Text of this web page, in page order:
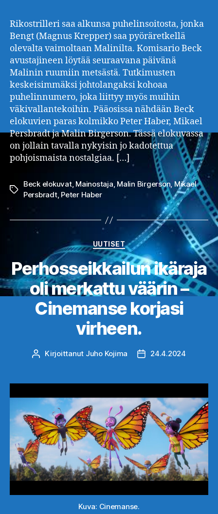
Rikostrilleri saa alkunsa puhelinsoitosta, jonka
Bengt (Magnus Krepper) saa pyöräretkellä
olevalta vaimoltaan Malinilta. Komisario Beck
avustajineen löytää seuraavana päivänä
Malinin ruumiin metsästä. Tutkimusten
keskeisimmäksi johtolangaksi kohoaa
puhelinnumero, joka liittyy myös muihin
väkivallantekoihin. Pääosissa nähdään Beck
elokuvien paras kolmikko Peter Haber, Mikael
Persbradt ja Malin Birgerson. Tässä elokuvassa
on jollain tavalla nykyisin jo kadotettua
pohjoismaista nostalgiaa. […]
Avainsanat
Beck elokuvat, Mainostaja, Malin Birgerson,Mikael
Persbradt, Peter Haber
Kategoriat
UUTISET
Perhosseikkailun ikäraja
oli merkattu väärin –
Cinemanse korjasi
virheen.
Kirjoittaja
Kirjoittanut Juho Kojima Julkaisupäivämäärä
24.4.2024
Kuva: Cinemanse.